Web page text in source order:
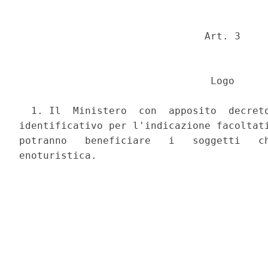
                               Art. 3
                                Logo
1. Il  Ministero  con  apposito
identificativo per l'indicazione
potranno   beneficiare   i   soggetti